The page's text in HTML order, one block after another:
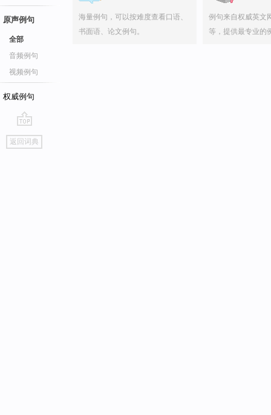
原声例句
全部
音频例句
视频例句
权威例句
go
top
返回词典
海量例句，可以按难度查看口语、
书面语、论文例句。
例句来自权威英文
等，提供最专业的